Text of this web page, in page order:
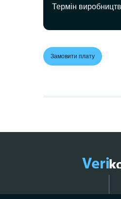
Термін
Замовити плату